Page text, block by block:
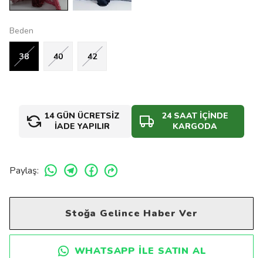
Beden
38 40 42
14 GÜN ÜCRETSİZ
İADE YAPILIR
24 SAAT İÇİNDE
KARGODA
Paylaş:
Stoğa Gelince Haber Ver
WHATSAPP ILE SATIN AL